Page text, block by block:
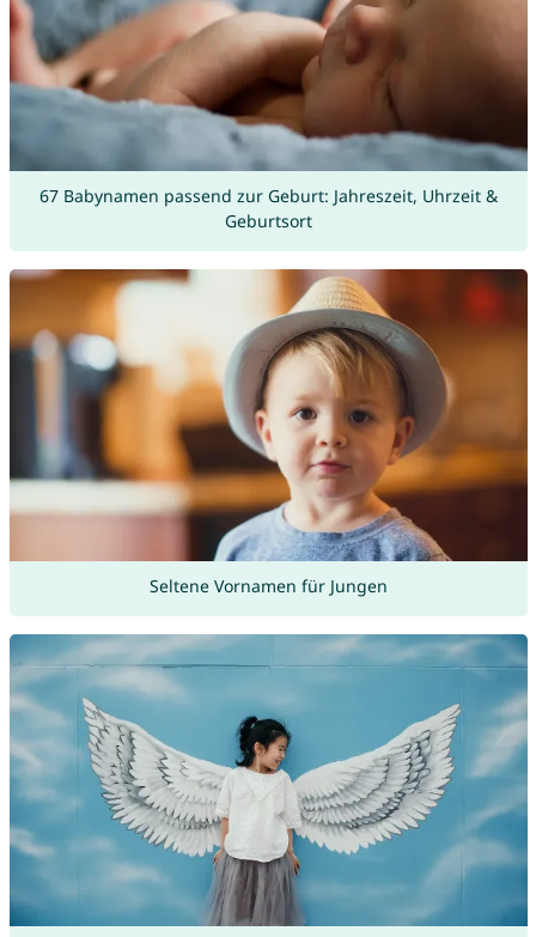
67 Babynamen passend zur Geburt: Jahreszeit, Uhrzeit &
Geburtsort
Seltene Vornamen für Jungen